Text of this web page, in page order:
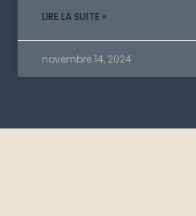
LIRE LA SUITE »
novembre 14, 2024